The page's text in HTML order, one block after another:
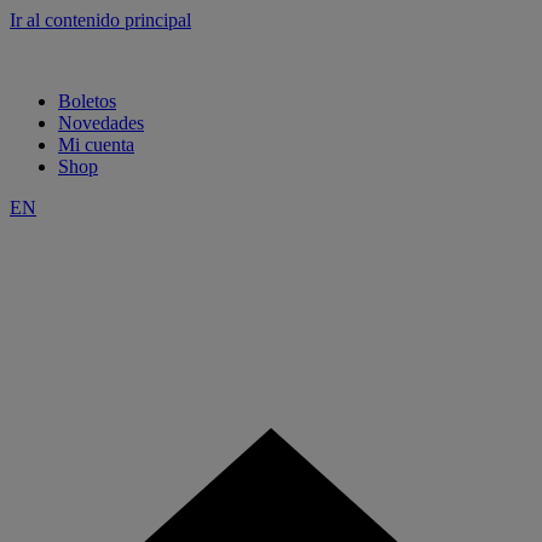
Ir al contenido principal
Boletos
Novedades
Mi cuenta
Shop
EN